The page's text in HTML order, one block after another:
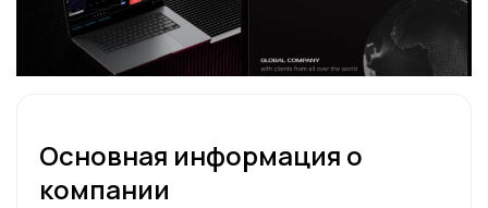
Основная информация о
компании